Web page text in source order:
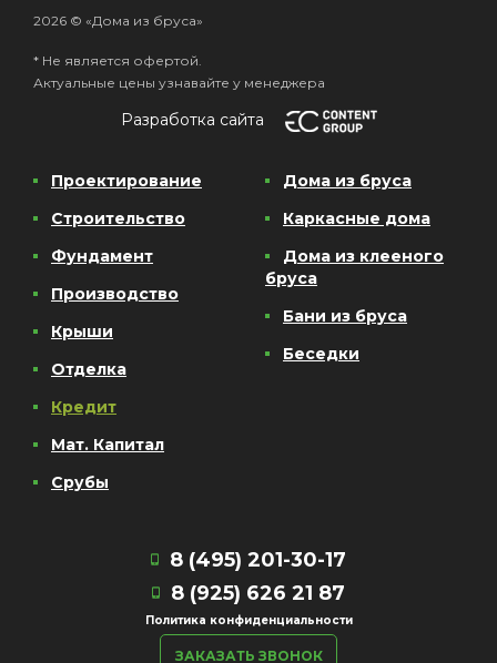
2026 © «Дома из бруса»
* Не является офертой.
Актуальные цены узнавайте у менеджера
Разработка сайта
Проектирование
Строительство
Фундамент
Производство
Крыши
Отделка
Кредит
Мат. Капитал
Срубы
Дома из бруса
Каркасные дома
Дома из клееного
бруса
Бани из бруса
Беседки
8 (495) 201-30-17
8 (925) 626 21 87
Политика конфиденциальности
ЗАКАЗАТЬ ЗВОНОК